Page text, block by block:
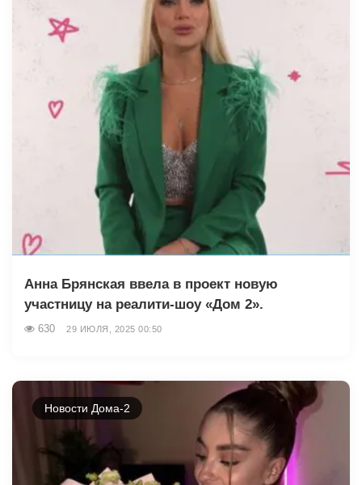
Анна Брянская ввела в проект новую
участницу на реалити-шоу «Дом 2».
630 29 ИЮЛЯ, 2025 00:50
Новости Дома-2